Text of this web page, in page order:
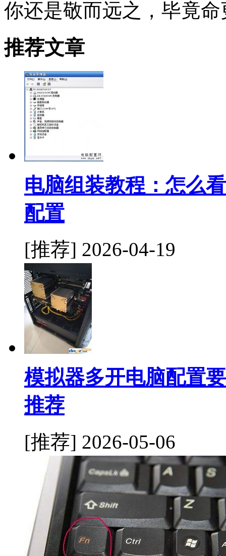
你还是敬而远之，毕竟
推荐文章
电脑组装教程：怎么
配置
[推荐] 2026-04-19
模拟器多开电脑配置
推荐
[推荐] 2026-05-06